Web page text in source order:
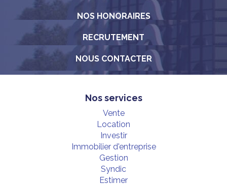
NOS HONORAIRES
RECRUTEMENT
NOUS CONTACTER
Nos services
Vente
Location
Investir
Immobilier d'entreprise
Gestion
Syndic
Estimer